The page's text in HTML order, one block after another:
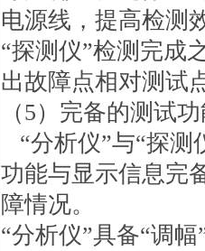
电源线，提高检测
“探测仪”检测完成
出故障点相对测试
（5）完备的测试
“分析仪”与“探测
功能与显示信息完
障情况。
“分析仪”具备“调